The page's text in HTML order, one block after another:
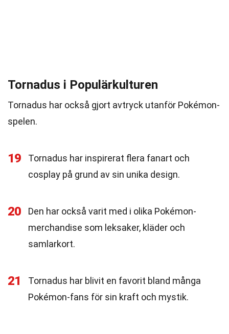
Tornadus i Populärkulturen
Tornadus har också gjort avtryck utanför Pokémon-
spelen.
19
Tornadus har inspirerat flera fanart och
cosplay på grund av sin unika design.
20
Den har också varit med i olika Pokémon-
merchandise som leksaker, kläder och
samlarkort.
21
Tornadus har blivit en favorit bland många
Pokémon-fans för sin kraft och mystik.